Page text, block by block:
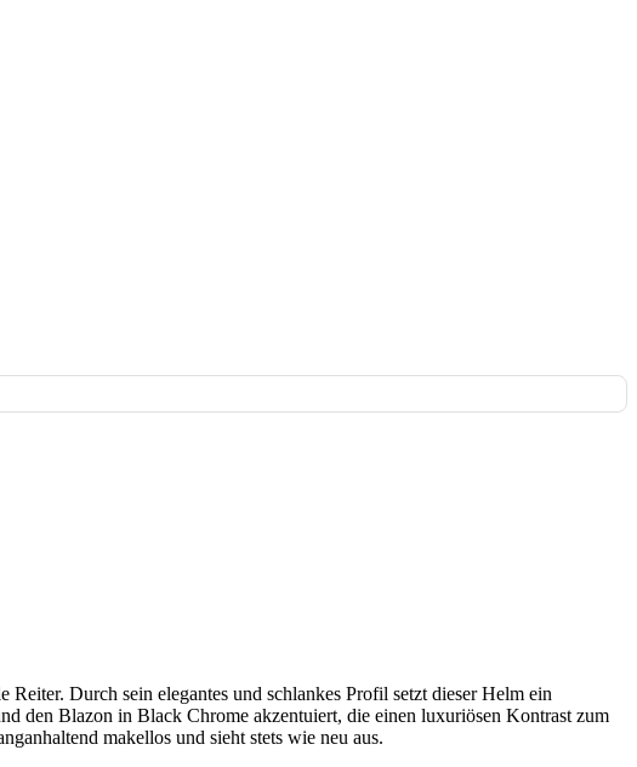
Durch sein elegantes und schlankes Profil setzt dieser Helm ein
den Blazon in Black Chrome akzentuiert, die einen luxuriösen Kontrast zum
makellos und sieht stets wie neu aus.